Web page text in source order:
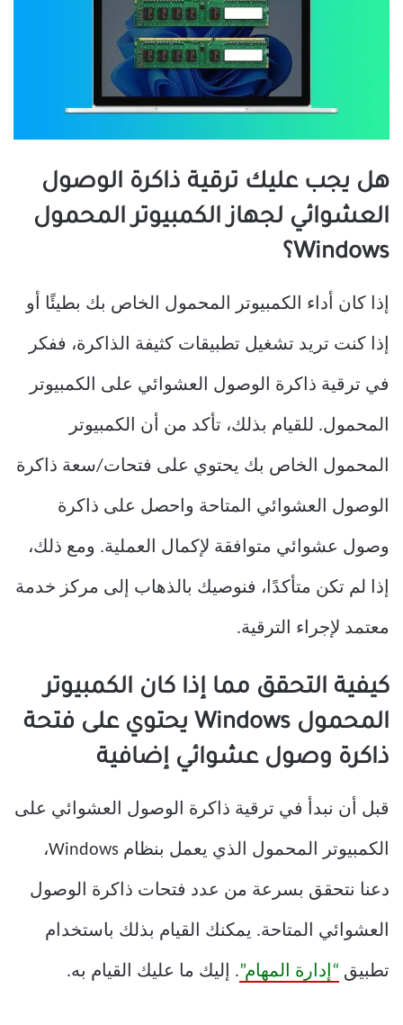
هل يجب عليك ترقية ذاكرة الوصول
العشوائي لجهاز الكمبيوتر المحمول
Windows؟
إذا كان أداء الكمبيوتر المحمول الخاص بك بطيئًا أو
إذا كنت تريد تشغيل تطبيقات كثيفة الذاكرة، ففكر
في ترقية ذاكرة الوصول العشوائي على الكمبيوتر
المحمول. للقيام بذلك، تأكد من أن الكمبيوتر
المحمول الخاص بك يحتوي على فتحات/سعة ذاكرة
الوصول العشوائي المتاحة واحصل على ذاكرة
وصول عشوائي متوافقة لإكمال العملية. ومع ذلك،
إذا لم تكن متأكدًا، فنوصيك بالذهاب إلى مركز خدمة
معتمد لإجراء الترقية.
كيفية التحقق مما إذا كان الكمبيوتر
المحمول Windows يحتوي على فتحة
ذاكرة وصول عشوائي إضافية
قبل أن نبدأ في ترقية ذاكرة الوصول العشوائي على
الكمبيوتر المحمول الذي يعمل بنظام Windows،
دعنا نتحقق بسرعة من عدد فتحات ذاكرة الوصول
العشوائي المتاحة. يمكنك القيام بذلك باستخدام
تطبيق “إدارة المهام”. إليك ما عليك القيام به.